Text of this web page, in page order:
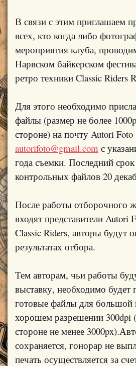
В связи с этим приглашаем
всех, кто когда либо
мероприятия клуба,
Нарвском байкерском
ретро техники Classic Riders
Для этого необходимо
файлы (размер не более
стороне) на почту Autori Foto
autorifoto@gmail.com с
года съемки. Последний
контрольных файлов 20
После работы отборочного
входят представители Autori
Classic Riders, авторы будут
результатах отбора.
Тем авторам, чьи работы
выставку, необходимо будет
готовые файлы для большой
хорошем разрешении 300dpi
стороне не менее
сохраняется, гонорар не
печать осуществляется за